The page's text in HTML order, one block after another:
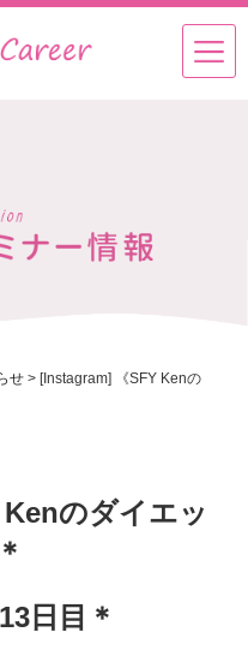
せ > [Instagram] 《SFY Kenの
のダイエッ
日目＊